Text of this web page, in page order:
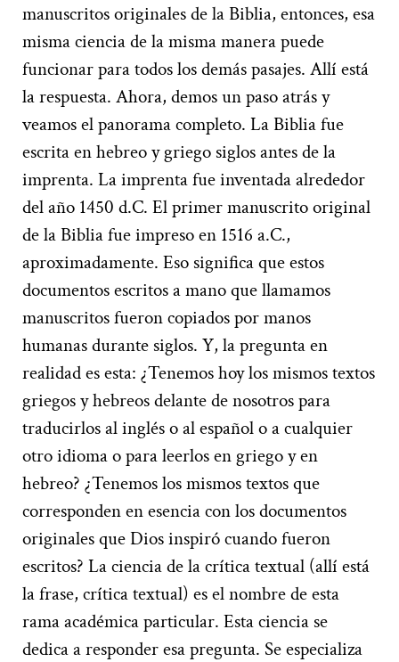
manuscritos originales de la Biblia, entonces, esa
misma ciencia de la misma manera puede
funcionar para todos los demás pasajes. Allí está
la respuesta. Ahora, demos un paso atrás y
veamos el panorama completo. La Biblia fue
escrita en hebreo y griego siglos antes de la
imprenta. La imprenta fue inventada alrededor
del año 1450 d.C. El primer manuscrito original
de la Biblia fue impreso en 1516 a.C.,
aproximadamente. Eso significa que estos
documentos escritos a mano que llamamos
manuscritos fueron copiados por manos
humanas durante siglos. Y, la pregunta en
realidad es esta: ¿Tenemos hoy los mismos textos
griegos y hebreos delante de nosotros para
traducirlos al inglés o al español o a cualquier
otro idioma o para leerlos en griego y en
hebreo? ¿Tenemos los mismos textos que
corresponden en esencia con los documentos
originales que Dios inspiró cuando fueron
escritos? La ciencia de la crítica textual (allí está
la frase, crítica textual) es el nombre de esta
rama académica particular. Esta ciencia se
dedica a responder esa pregunta. Se especializa